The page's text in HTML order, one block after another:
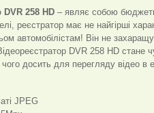
DVR 258 ​​HD – являє собою
реєстратор має не найгірші
автомобілістам! Він не
DVR 258 ​​HD
досить для перегляду відео в
JPEG